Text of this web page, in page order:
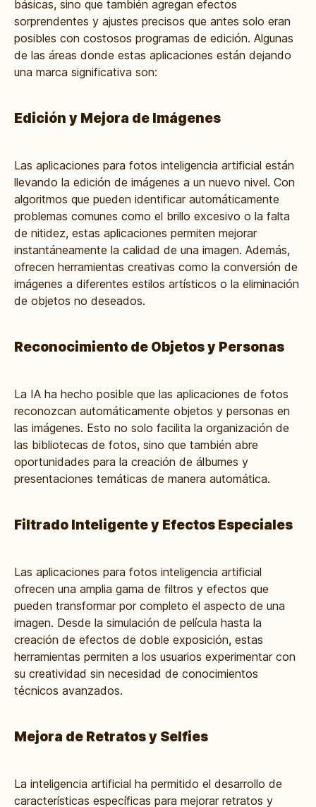
básicas, sino que también agregan efectos
sorprendentes y ajustes precisos que antes solo eran
posibles con costosos programas de edición. Algunas
de las áreas donde estas aplicaciones están dejando
una marca significativa son:
Edición y Mejora de Imágenes
Las aplicaciones para fotos inteligencia artificial están
llevando la edición de imágenes a un nuevo nivel. Con
algoritmos que pueden identificar automáticamente
problemas comunes como el brillo excesivo o la falta
de nitidez, estas aplicaciones permiten mejorar
instantáneamente la calidad de una imagen. Además,
ofrecen herramientas creativas como la conversión de
imágenes a diferentes estilos artísticos o la eliminación
de objetos no deseados.
Reconocimiento de Objetos y Personas
La IA ha hecho posible que las aplicaciones de fotos
reconozcan automáticamente objetos y personas en
las imágenes. Esto no solo facilita la organización de
las bibliotecas de fotos, sino que también abre
oportunidades para la creación de álbumes y
presentaciones temáticas de manera automática.
Filtrado Inteligente y Efectos Especiales
Las aplicaciones para fotos inteligencia artificial
ofrecen una amplia gama de filtros y efectos que
pueden transformar por completo el aspecto de una
imagen. Desde la simulación de película hasta la
creación de efectos de doble exposición, estas
herramientas permiten a los usuarios experimentar con
su creatividad sin necesidad de conocimientos
técnicos avanzados.
Mejora de Retratos y Selfies
La inteligencia artificial ha permitido el desarrollo de
características específicas para mejorar retratos y